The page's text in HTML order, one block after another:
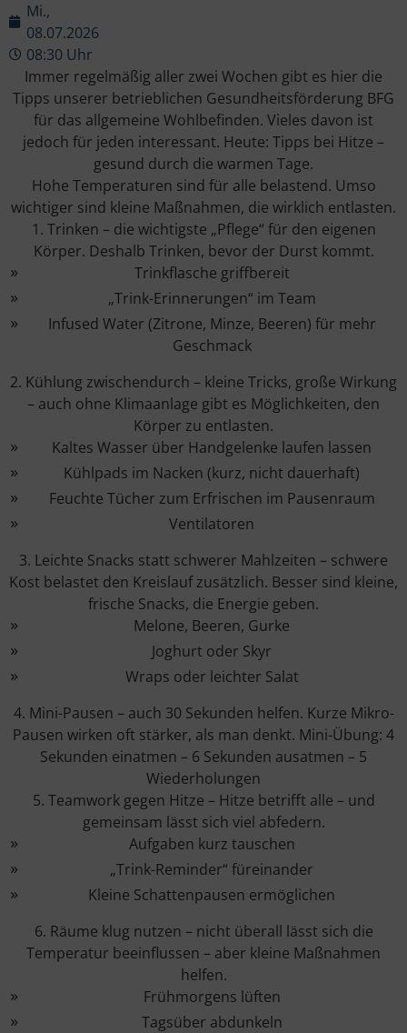
Mi.,
08.07.2026
08:30 Uhr
Immer regelmäßig aller zwei Wochen gibt es hier die
Tipps unserer betrieblichen Gesundheitsförderung BFG
für das allgemeine Wohlbefinden. Vieles davon ist
jedoch für jeden interessant. Heute: Tipps bei Hitze –
gesund durch die warmen Tage.
Hohe Temperaturen sind für alle belastend. Umso
wichtiger sind kleine Maßnahmen, die wirklich entlasten.
1. Trinken – die wichtigste „Pflege“ für den eigenen
Körper. Deshalb Trinken, bevor der Durst kommt.
Trinkflasche griffbereit
„Trink-Erinnerungen“ im Team
Infused Water (Zitrone, Minze, Beeren) für mehr
Geschmack
2. Kühlung zwischendurch – kleine Tricks, große Wirkung
– auch ohne Klimaanlage gibt es Möglichkeiten, den
Körper zu entlasten.
Kaltes Wasser über Handgelenke laufen lassen
Kühlpads im Nacken (kurz, nicht dauerhaft)
Feuchte Tücher zum Erfrischen im Pausenraum
Ventilatoren
3. Leichte Snacks statt schwerer Mahlzeiten – schwere
Kost belastet den Kreislauf zusätzlich. Besser sind kleine,
frische Snacks, die Energie geben.
Melone, Beeren, Gurke
Joghurt oder Skyr
Wraps oder leichter Salat
4. Mini-Pausen – auch 30 Sekunden helfen. Kurze Mikro-
Pausen wirken oft stärker, als man denkt. Mini-Übung: 4
Sekunden einatmen – 6 Sekunden ausatmen – 5
Wiederholungen
5. Teamwork gegen Hitze – Hitze betrifft alle – und
gemeinsam lässt sich viel abfedern.
Aufgaben kurz tauschen
„Trink-Reminder“ füreinander
Kleine Schattenpausen ermöglichen
6. Räume klug nutzen – nicht überall lässt sich die
Temperatur beeinflussen – aber kleine Maßnahmen
helfen.
Frühmorgens lüften
Tagsüber abdunkeln